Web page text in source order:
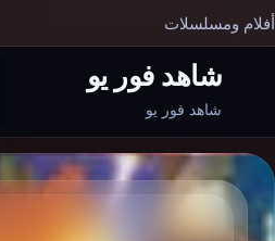
أفلام ومسلسلات
شاهد فور يو
شاهد فور يو